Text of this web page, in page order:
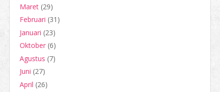
Maret (29)
Februari (31)
Januari (23)
Oktober (6)
Agustus (7)
Juni (27)
April (26)